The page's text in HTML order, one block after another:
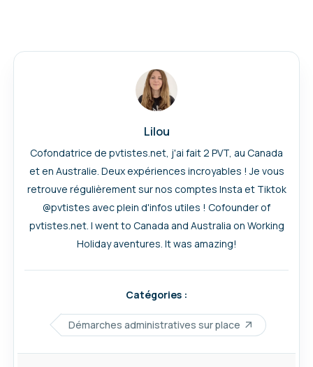
Lilou
Cofondatrice de pvtistes.net, j'ai fait 2 PVT, au Canada
et en Australie. Deux expériences incroyables ! Je vous
retrouve régulièrement sur nos comptes Insta et Tiktok
@pvtistes avec plein d'infos utiles ! Cofounder of
pvtistes.net. I went to Canada and Australia on Working
Holiday aventures. It was amazing!
Catégories :
Démarches administratives sur place